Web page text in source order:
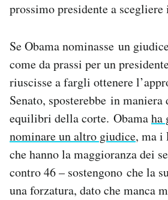
prossimo presidente a
Se Obama nominasse un
come da prassi per un
riuscisse a fargli ottenere
Senato, sposterebbe in
equilibri della corte. Obamaha
nominare un altro giudice, ma i
che hanno la maggioranza dei
contro 46 – sostengono che la
una forzatura, dato che manca